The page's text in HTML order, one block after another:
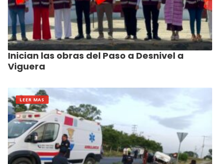
Inician las obras del Paso a Desnivel a
Viguera
LEER MAS